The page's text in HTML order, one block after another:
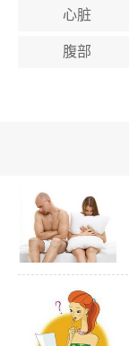
心脏
腹部